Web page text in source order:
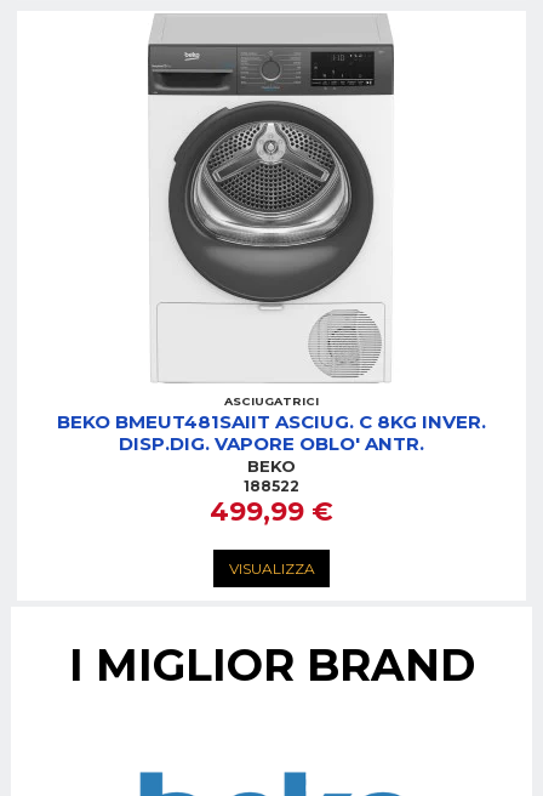
ASCIUGATRICI
BEKO BMEUT481SAIIT ASCIUG. C 8KG INVER.
DISP.DIG. VAPORE OBLO' ANTR.
BEKO
188522
499,99 €
VISUALIZZA
I MIGLIOR BRAND